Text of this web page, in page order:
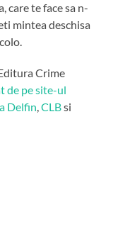
care te face sa n-
mintea deschisa
Crime
de pe site-ul
Delfin,CLBsi